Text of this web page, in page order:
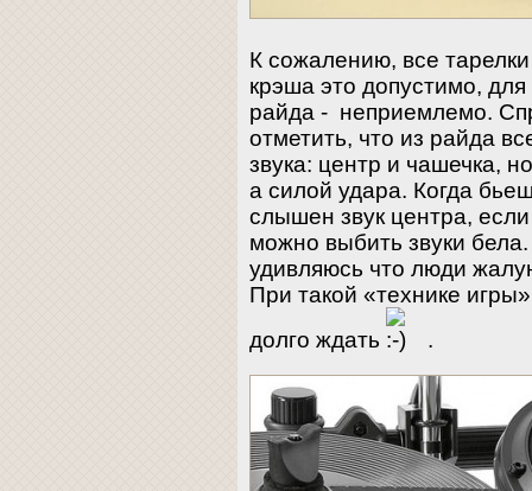
К сожалению, все
крэша это допустимо,
райда - неприемлемо.
отметить, что из райда
звука: центр и чашечка,
а силой удара. Когда
слышен звук центра,
можно выбить звуки
удивляюсь что люди
При такой «технике
долго ждать
.